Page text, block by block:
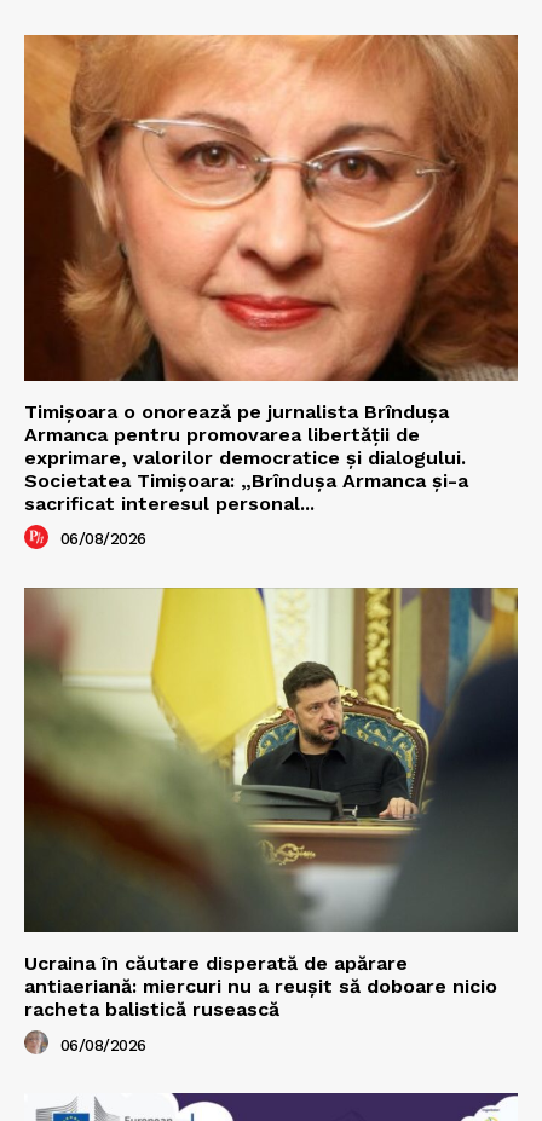
Timișoara o onorează pe jurnalista Brîndușa
Armanca pentru promovarea libertății de
exprimare, valorilor democratice și dialogului.
Societatea Timișoara: „Brîndușa Armanca și-a
sacrificat interesul personal...
06/08/2026
Ucraina în căutare disperată de apărare
antiaeriană: miercuri nu a reușit să doboare nicio
racheta balistică rusească
06/08/2026